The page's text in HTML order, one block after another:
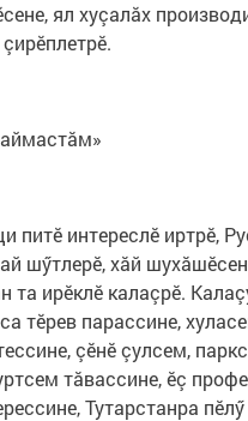
ял хуçалăх
питӗ интереслӗ иртрӗ,
шӳтлерӗ, хăй
та ирӗклӗ калаçрӗ.
тӗрев парассине,
çӗнӗ çулсем,
тăвассине, ӗç
Тутарстанра